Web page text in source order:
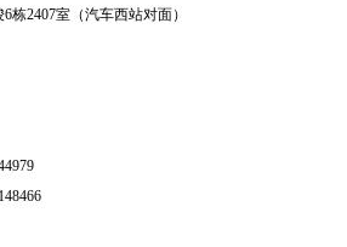
2407室（汽车西站对面）